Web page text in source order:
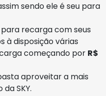
sendo ele é seu para
recarga com seus
à disposição várias
começando por R$
aproveitar a mais
SKY.